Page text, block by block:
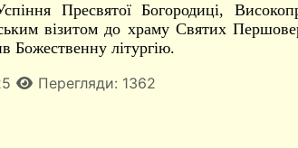
Пресвятої Богородиці,
візитом до храму Святих
Божественну літургію.
Перегляди: 1362